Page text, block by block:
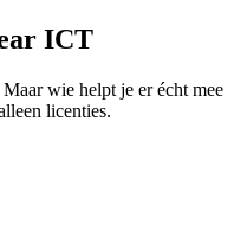
ICT
wie helpt je er écht mee
licenties.